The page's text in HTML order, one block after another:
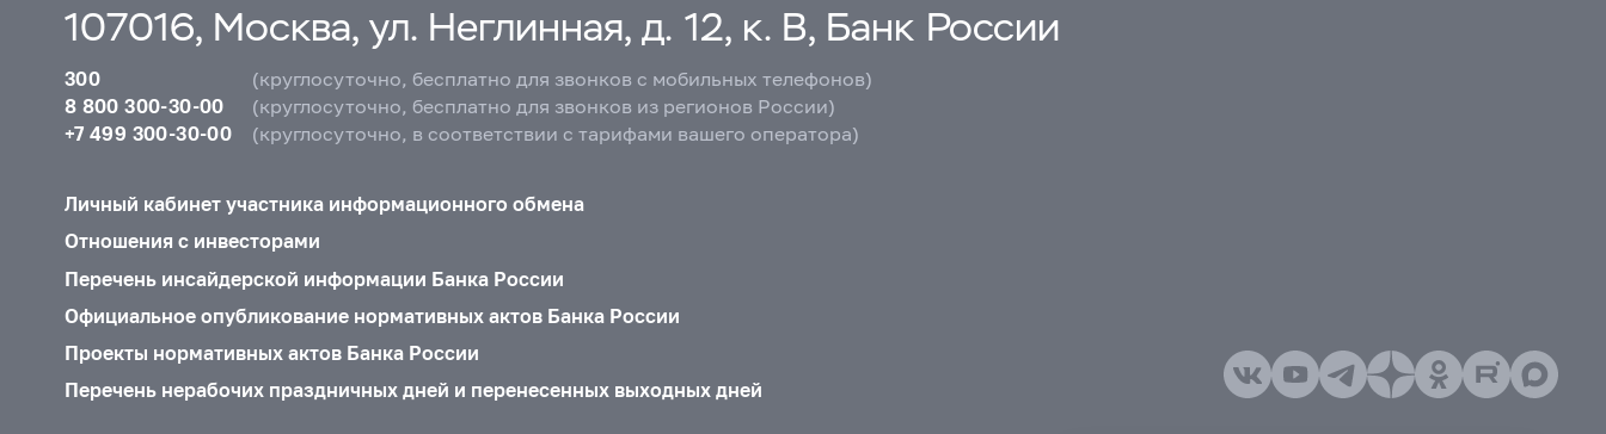
107016, Москва, ул. Неглинная, д. 12, к. В, Банк России
300
(круглосуточно, бесплатно для звонков с мобильных телефонов)
8 800 300-30-00
(круглосуточно, бесплатно для звонков из регионов России)
+7 499 300-30-00
(круглосуточно, в соответствии с тарифами вашего оператора)
Личный кабинет участника информационного обмена
Отношения с инвесторами
Перечень инсайдерской информации Банка России
Официальное опубликование нормативных актов Банка России
Проекты нормативных актов Банка России
Перечень нерабочих праздничных дней и перенесенных выходных дней